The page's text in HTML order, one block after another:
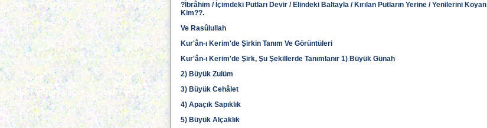
?İbrâhim / İçimdeki Putları Devir / Elindeki Baltayla / Kırılan Putların Yerine / Yenilerini Koyan
Kim??.
Ve Rasûlullah
Kur'ân-ı Kerim'de Şirkin Tanım Ve Görüntüleri
Kur'ân-ı Kerim'de Şirk, Şu Şekillerde Tanımlanır 1) Büyük Günah
2) Büyük Zulüm
3) Büyük Cehâlet
4) Apaçık Sapıklık
5) Büyük Alçaklık